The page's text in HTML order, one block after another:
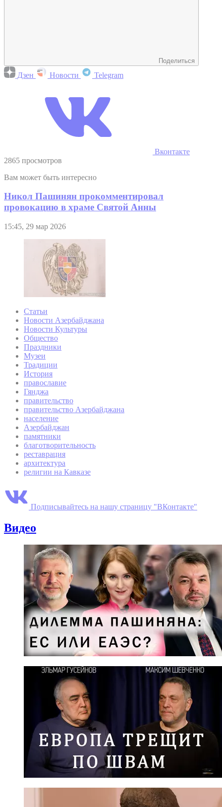
Поделиться
Дзен Новости Telegram
Вконтакте
2865 просмотров
Вам может быть интересно
Никол Пашинян прокомментировал
провокацию в храме Святой Анны
15:45, 29 мар 2026
Статьи
Новости Азербайджана
Новости Культуры
Общество
Праздники
Музеи
Традиции
История
православие
Гянджа
правительство
правительство Азербайджана
население
Азербайджан
памятники
благотворительность
реставрация
архитектура
религии на Кавказе
Подписывайтесь на нашу страницу "ВКонтакте"
Видео